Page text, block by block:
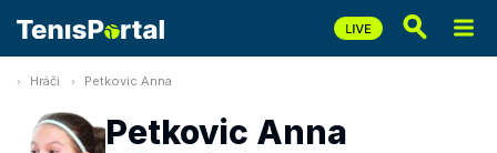
Hráči Petkovic Anna
Petkovic Anna